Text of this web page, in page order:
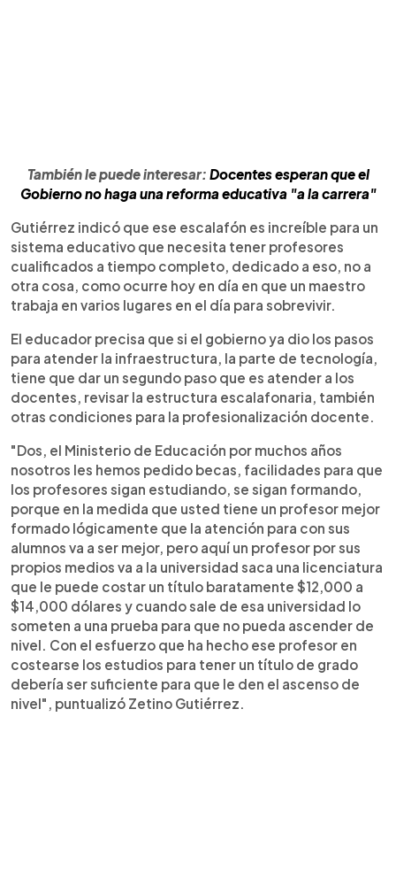
También le puede interesar: Docentes esperan que el
Gobierno no haga una reforma educativa "a la carrera"
Gutiérrez indicó que ese escalafón es increíble para un
sistema educativo que necesita tener profesores
cualificados a tiempo completo, dedicado a eso, no a
otra cosa, como ocurre hoy en día en que un maestro
trabaja en varios lugares en el día para sobrevivir.
El educador precisa que si el gobierno ya dio los pasos
para atender la infraestructura, la parte de tecnología,
tiene que dar un segundo paso que es atender a los
docentes, revisar la estructura escalafonaria, también
otras condiciones para la profesionalización docente.
"Dos, el Ministerio de Educación por muchos años
nosotros les hemos pedido becas, facilidades para que
los profesores sigan estudiando, se sigan formando,
porque en la medida que usted tiene un profesor mejor
formado lógicamente que la atención para con sus
alumnos va a ser mejor, pero aquí un profesor por sus
propios medios va a la universidad saca una licenciatura
que le puede costar un título baratamente $12,000 a
$14,000 dólares y cuando sale de esa universidad lo
someten a una prueba para que no pueda ascender de
nivel. Con el esfuerzo que ha hecho ese profesor en
costearse los estudios para tener un título de grado
debería ser suficiente para que le den el ascenso de
nivel", puntualizó Zetino Gutiérrez.